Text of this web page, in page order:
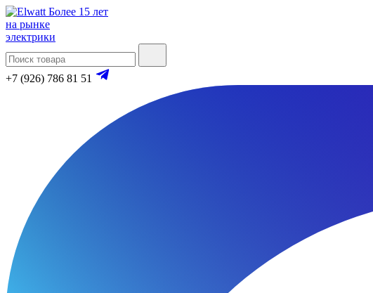
Более 15 лет
на рынке
электрики
+7 (926) 786 81 51